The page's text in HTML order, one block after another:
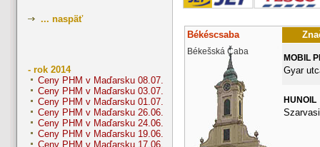
... naspäť
- rok 2014
Ceny PHM v Maďarsku 08.07.
Ceny PHM v Maďarsku 03.07.
Ceny PHM v Maďarsku 01.07.
Ceny PHM v Maďarsku 26.06.
Ceny PHM v Maďarsku 24.06.
Ceny PHM v Maďarsku 19.06.
Ceny PHM v Maďarsku 17.06.
Békéscsaba
Békešská Čaba
MOBIL
Gyar
HUNOIL